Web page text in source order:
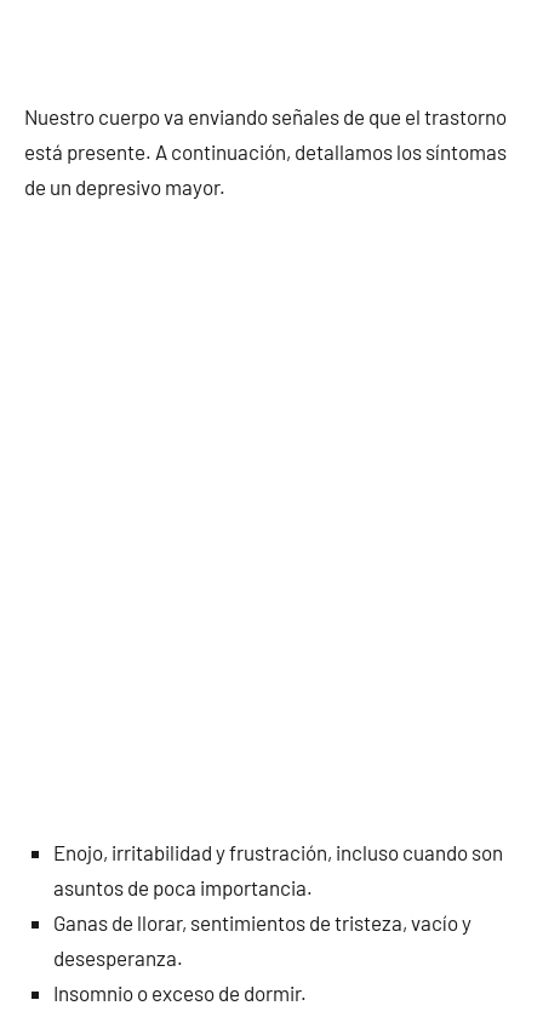
Nuestro cuerpo va enviando señales de que el trastorno
está presente. A continuación, detallamos los síntomas
de un depresivo mayor.
Enojo, irritabilidad y frustración, incluso cuando son
asuntos de poca importancia.
Ganas de llorar, sentimientos de tristeza, vacío y
desesperanza.
Insomnio o exceso de dormir.